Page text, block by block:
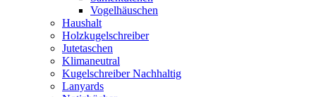
Vogelhäuschen
Haushalt
Holzkugelschreiber
Jutetaschen
Klimaneutral
Kugelschreiber Nachhaltig
Lanyards